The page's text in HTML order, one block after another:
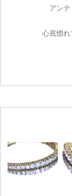
アン
心底惚れ